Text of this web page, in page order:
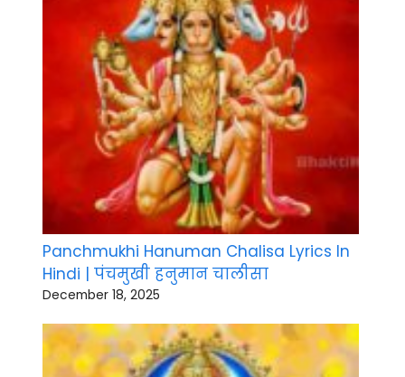
Panchmukhi Hanuman Chalisa Lyrics In
Hindi | पंचमुखी हनुमान चालीसा
December 18, 2025